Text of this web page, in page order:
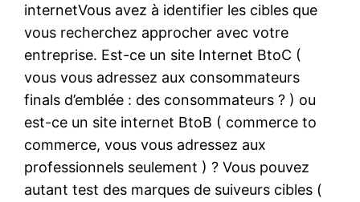
internetVous avez à identifier les cibles que
vous recherchez approcher avec votre
entreprise. Est-ce un site Internet BtoC (
vous vous adressez aux consommateurs
finals d’emblée : des consommateurs ? ) ou
est-ce un site internet BtoB ( commerce to
commerce, vous vous adressez aux
professionnels seulement ) ? Vous pouvez
autant test des marques de suiveurs cibles (